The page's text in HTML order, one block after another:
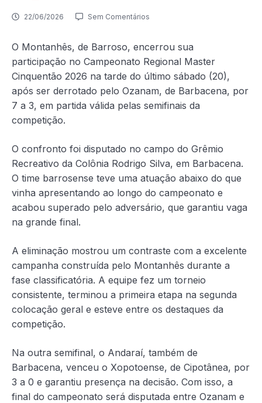
22/06/2026 Sem Comentários
O Montanhês, de Barroso, encerrou sua
participação no Campeonato Regional Master
Cinquentão 2026 na tarde do último sábado (20),
após ser derrotado pelo Ozanam, de Barbacena, por
7 a 3, em partida válida pelas semifinais da
competição.
O confronto foi disputado no campo do Grêmio
Recreativo da Colônia Rodrigo Silva, em Barbacena.
O time barrosense teve uma atuação abaixo do que
vinha apresentando ao longo do campeonato e
acabou superado pelo adversário, que garantiu vaga
na grande final.
A eliminação mostrou um contraste com a excelente
campanha construída pelo Montanhês durante a
fase classificatória. A equipe fez um torneio
consistente, terminou a primeira etapa na segunda
colocação geral e esteve entre os destaques da
competição.
Na outra semifinal, o Andaraí, também de
Barbacena, venceu o Xopotoense, de Cipotânea, por
3 a 0 e garantiu presença na decisão. Com isso, a
final do campeonato será disputada entre Ozanam e